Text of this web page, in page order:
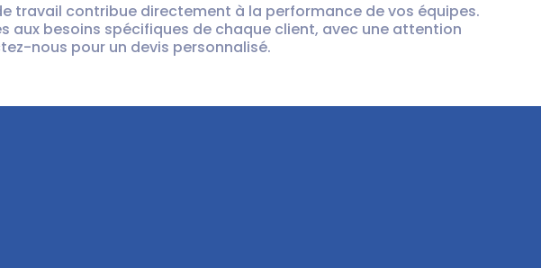
travail contribue directement à la performance de vos équipes.
aux besoins spécifiques de chaque client, avec une attention
nous pour un devis personnalisé.